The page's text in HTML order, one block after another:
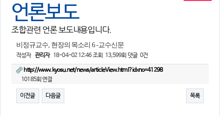
소식
공지사항
언론보도
참여
자유게시판
언론보도
조합관련 언론 보도내용입니다.
비정규교수, 현장의 목소리 6 -교수신문
작성자 관리자 18-04-02 12:46조회 13,599회 댓글 0건
http://www.kyosu.net/news/articleView.html?idxno=41298
10185회 연결
이전글 다음글 목록